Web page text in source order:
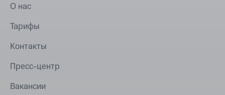
О нас
Тарифы
Контакты
Пресс-центр
Вакансии